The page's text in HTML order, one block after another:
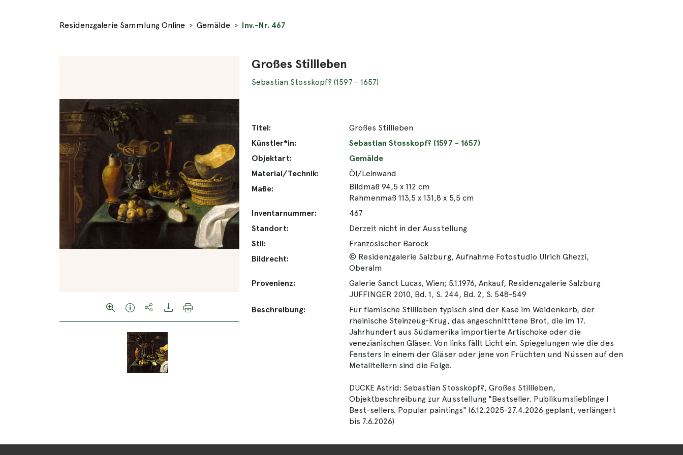
Residenzgalerie Sammlung Online Gemälde Inv.-Nr. 467
Großes Stillleben
Sebastian Stosskopf? (1597 - 1657)
Titel:
Großes Stillleben
Künstler*in:
Sebastian Stosskopf? (1597 - 1657)
Objektart:
Gemälde
Material/Technik:
Öl/Leinwand
Maße:
Bildmaß 94,5 x 112 cm
Rahmenmaß 113,5 x 131,8 x 5,5 cm
Inventarnummer:
467
Standort:
Derzeit nicht in der Ausstellung
Stil:
Französischer Barock
Bildrecht:
© Residenzgalerie Salzburg, Aufnahme Fotostudio Ulrich Ghezzi,
Oberalm
Provenienz:
Galerie Sanct Lucas, Wien; 5.1.1976, Ankauf, Residenzgalerie Salzburg
JUFFINGER 2010, Bd. 1, S. 244, Bd. 2, S. 548-549
Beschreibung:
Für flämische Stillleben typisch sind der Käse im Weidenkorb, der
rheinische Steinzeug-Krug, das angeschnitttene Brot, die im 17.
Jahrhundert aus Südamerika importierte Artischoke oder die
venezianischen Gläser. Von links fällt Licht ein. Spiegelungen wie die des
Fensters in einem der Gläser oder jene von Früchten und Nüssen auf den
Metalltellern sind die Folge.
DUCKE Astrid: Sebastian Stosskopf?, Großes Stillleben,
Objektbeschreibung zur Ausstellung "Bestseller. Publikumslieblinge I
Best-sellers. Popular paintings" (6.12.2025-27.4.2026 geplant, verlängert
bis 7.6.2026)